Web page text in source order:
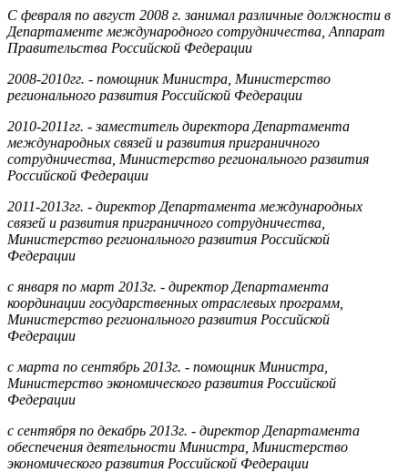
С февраля по август 2008 г. занимал различные должности в
Департаменте международного сотрудничества, Аппарат
Правительства Российской Федерации
2008-2010гг. - помощник Министра, Министерство
регионального развития Российской Федерации
2010-2011гг. - заместитель директора Департамента
международных связей и развития приграничного
сотрудничества, Министерство регионального развития
Российской Федерации
2011-2013гг. - директор Департамента международных
связей и развития приграничного сотрудничества,
Министерство регионального развития Российской
Федерации
с января по март 2013г. - директор Департамента
координации государственных отраслевых программ,
Министерство регионального развития Российской
Федерации
с марта по сентябрь 2013г. - помощник Министра,
Министерство экономического развития Российской
Федерации
с сентября по декабрь 2013г. - директор Департамента
обеспечения деятельности Министра, Министерство
экономического развития Российской Федерации